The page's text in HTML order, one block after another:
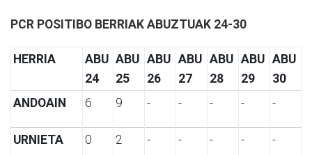
PCR POSITIBO BERRIAK ABUZTUAK 24-30
HERRIA
ABU
24
ABU
25
ABU
26
ABU
27
ABU
28
ABU
29
ABU
30
ANDOAIN
6 9 - - - - -
URNIETA 0 2 - - - - -